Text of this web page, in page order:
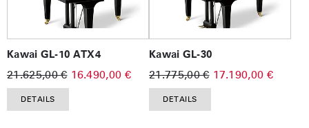
Kawai GL-10 ATX4
21.625,00 € 16.490,00 €
DETAILS
Kawai GL-30
21.775,00 € 17.190,00 €
DETAILS